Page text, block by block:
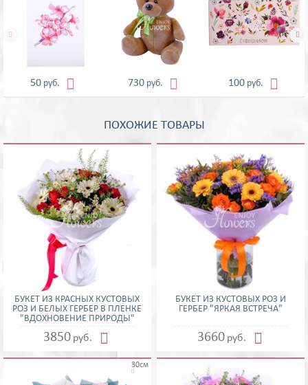
50 руб.  730 руб.  100 руб. 
 
ПОХОЖИЕ ТОВАРЫ
БУКЕТ ИЗ КРАСНЫХ КУСТОВЫХ
РОЗ И БЕЛЫХ ГЕРБЕР В ПЛЕНКЕ
"ВДОХНОВЕНИЕ ПРИРОДЫ"
3850 руб. 
БУКЕТ ИЗ КУСТОВЫХ РОЗ И
ГЕРБЕР "ЯРКАЯ ВСТРЕЧА"
3660 руб. 
30см
